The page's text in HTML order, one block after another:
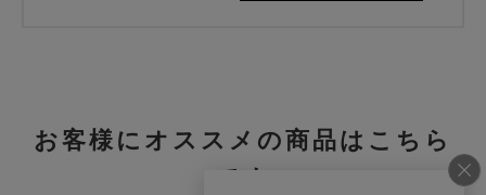
お客様にオススメの商品はこちら
です